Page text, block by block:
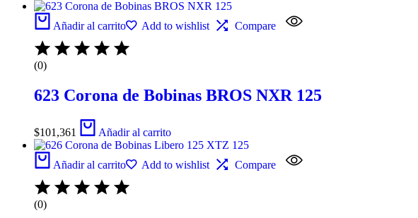
Añadir al carrito Add to wishlist Compare
(0)
623 Corona de Bobinas BROS NXR 125
$101,361 Añadir al carrito
Añadir al carrito Add to wishlist Compare
(0)